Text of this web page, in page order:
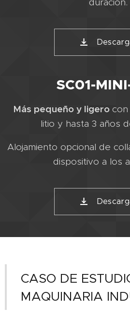
SC01-
Más pequeño y ligero
litio y hasta 3 años
Alojamiento opcional de
dispositivo a los
CASO DE
MAQUINARIA